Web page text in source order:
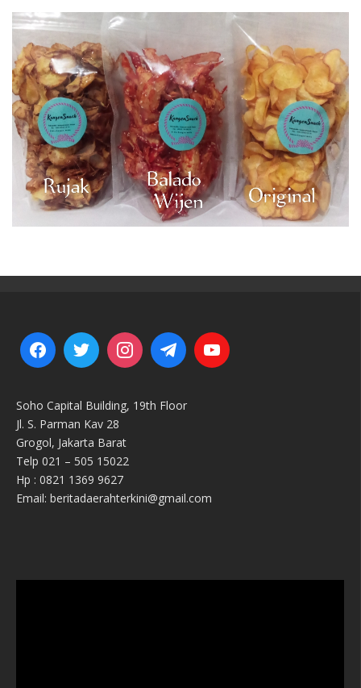
Soho Capital Building, 19th Floor
Jl. S. Parman Kav 28
Grogol, Jakarta Barat
Telp 021 – 505 15022
Hp : 0821 1369 9627
Email: beritadaerahterkini@gmail.com